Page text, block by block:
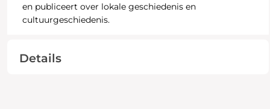
en publiceert over lokale geschiedenis en
cultuurgeschiedenis.
Details